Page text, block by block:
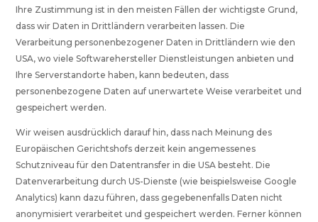
Ihre Zustimmung ist in den meisten Fällen der wichtigste Grund,
dass wir Daten in Drittländern verarbeiten lassen. Die
Verarbeitung personenbezogener Daten in Drittländern wie den
USA, wo viele Softwarehersteller Dienstleistungen anbieten und
Ihre Serverstandorte haben, kann bedeuten, dass
personenbezogene Daten auf unerwartete Weise verarbeitet und
gespeichert werden.
Wir weisen ausdrücklich darauf hin, dass nach Meinung des
Europäischen Gerichtshofs derzeit kein angemessenes
Schutzniveau für den Datentransfer in die USA besteht. Die
Datenverarbeitung durch US-Dienste (wie beispielsweise Google
Analytics) kann dazu führen, dass gegebenenfalls Daten nicht
anonymisiert verarbeitet und gespeichert werden. Ferner können